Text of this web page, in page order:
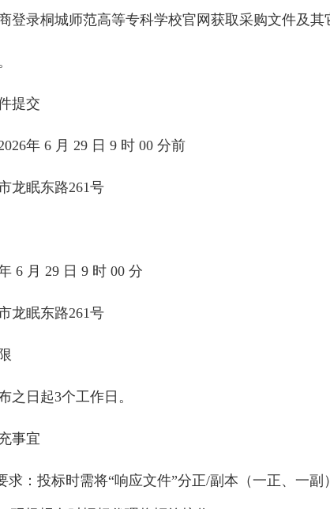
登录桐城师范高等专科学校官网获取采购文件及其
提交
6年 6 月 29 日 9 时 00 分前
龙眠东路261号
6 月 29 日 9 时 00 分
龙眠东路261号
之日起3个工作日。
事宜
求：投标时需将“响应文件”分正/副本（一正、一